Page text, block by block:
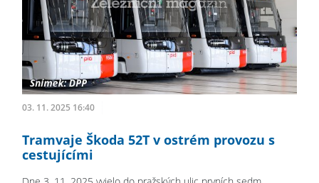
03. 11. 2025 16:40
Tramvaje Škoda 52T v ostrém provozu s
cestujícími